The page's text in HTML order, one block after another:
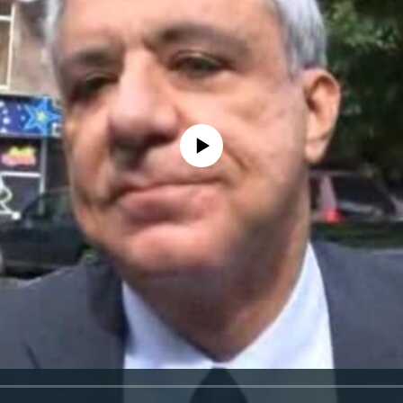
No media source currently available